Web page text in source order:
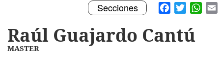
Facebook
Twitter
Toggle
navigation
Secciones
Raúl Guajardo Cantú
MASTER